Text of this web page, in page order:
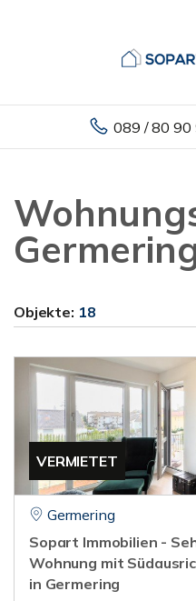
089 / 80 90
Objekte: 18
VERMIETET
Germering
Sopart Immobilien -
Wohnung mit
in Germering